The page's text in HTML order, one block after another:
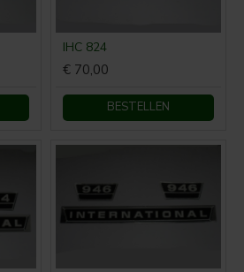
IHC 824
€ 70,00
BESTELLEN